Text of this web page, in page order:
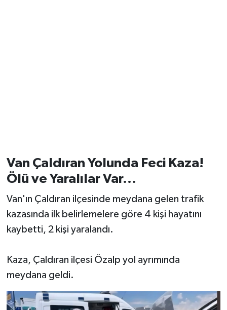
Van Çaldıran Yolunda Feci Kaza!
Ölü ve Yaralılar Var...
Van'ın Çaldıran ilçesinde meydana gelen trafik
kazasında ilk belirlemelere göre 4 kişi hayatını
kaybetti, 2 kişi yaralandı.
Kaza, Çaldıran ilçesi Özalp yol ayrımında
meydana geldi.